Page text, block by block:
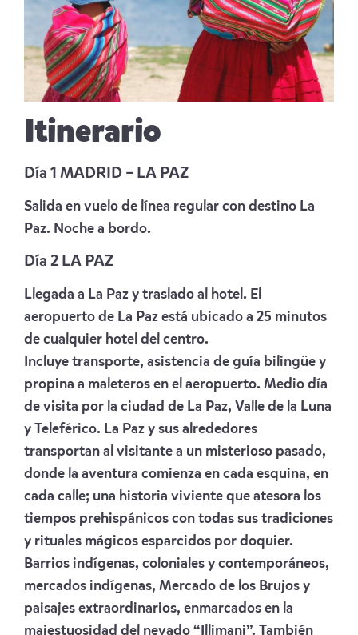
Itinerario
Día 1 MADRID – LA PAZ
Salida en vuelo de línea regular con destino La
Paz. Noche a bordo.
Día 2 LA PAZ
Llegada a La Paz y traslado al hotel. El
aeropuerto de La Paz está ubicado a 25 minutos
de cualquier hotel del centro.
Incluye transporte, asistencia de guía bilingüe y
propina a maleteros en el aeropuerto. Medio día
de visita por la ciudad de La Paz, Valle de la Luna
y Teleférico. La Paz y sus alrededores
transportan al visitante a un misterioso pasado,
donde la aventura comienza en cada esquina, en
cada calle; una historia viviente que atesora los
tiempos prehispánicos con todas sus tradiciones
y rituales mágicos esparcidos por doquier.
Barrios indígenas, coloniales y contemporáneos,
mercados indígenas, Mercado de los Brujos y
paisajes extraordinarios, enmarcados en la
majestuosidad del nevado “Illimani”. También